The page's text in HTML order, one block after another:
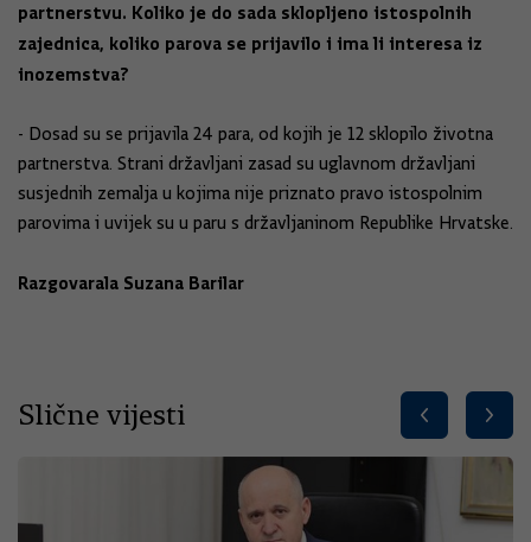
partnerstvu. Koliko je do sada sklopljeno istospolnih
zajednica, koliko parova se prijavilo i ima li interesa iz
inozemstva?
- Dosad su se prijavila 24 para, od kojih je 12 sklopilo životna
partnerstva. Strani državljani zasad su uglavnom državljani
susjednih zemalja u kojima nije priznato pravo istospolnim
parovima i uvijek su u paru s državljaninom Republike Hrvatske.
Razgovarala Suzana Barilar
Slične vijesti